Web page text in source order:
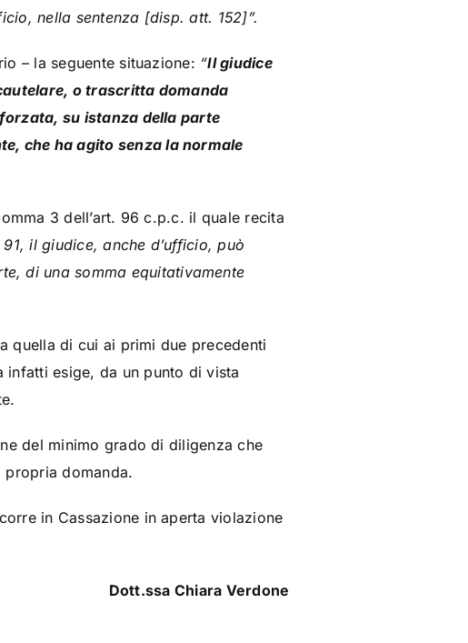
nella sentenza [disp. att. 152]”.
– la seguente situazione: “Il giudice
o trascritta domanda
su istanza della parte
che ha agito senza la normale
3 dell’art. 96 c.p.c. il quale recita
il giudice, anche d’ufficio, può
di una somma equitativamente
quella di cui ai primi due precedenti
infatti esige, da un punto di vista
del minimo grado di diligenza che
propria domanda.
in Cassazione in aperta violazione
Dott.ssa Chiara Verdone